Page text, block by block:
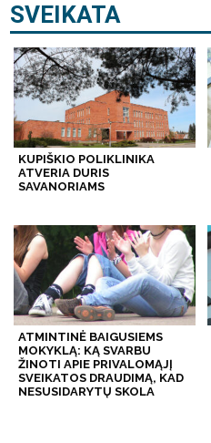
SVEIKATA
KUPIŠKIO POLIKLINIKA
ATVERIA DURIS
SAVANORIAMS
ATMINTINĖ BAIGUSIEMS
MOKYKLĄ: KĄ SVARBU
ŽINOTI APIE PRIVALOMĄJĮ
SVEIKATOS DRAUDIMĄ, KAD
NESUSIDARYTŲ SKOLA